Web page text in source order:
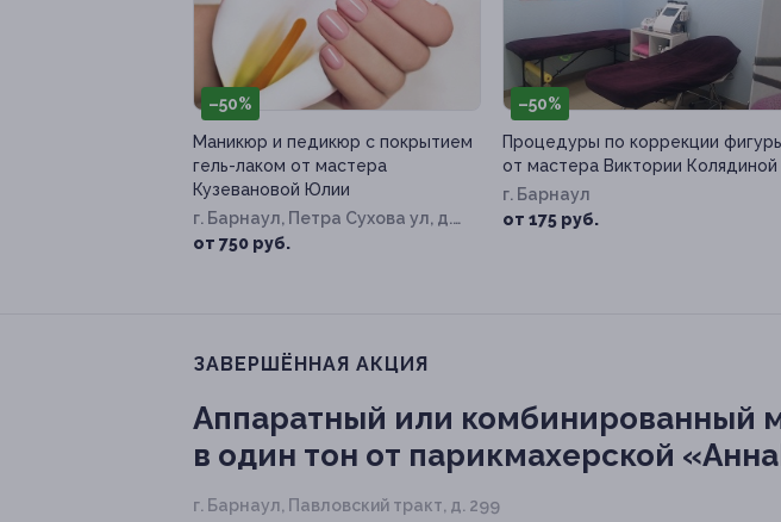
–50%
Маникюр и педикюр с покрытием
гель-лаком от мастера
Кузевановой Юлии
г. Барнаул, Петра Сухова ул, д.
14а
от 750 руб.
–50%
Процедуры по коррекции
от мастера Виктории Колядиной
г. Барнаул
от 175 руб.
ЗАВЕРШЁННАЯ АКЦИЯ
Аппаратный или комбинированный
в один тон от парикмахерской
г. Барнаул, Павловский тракт, д. 299